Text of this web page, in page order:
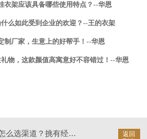
衣架应该具备哪些使用特点？--华恩
么如此受到企业的欢迎？--王的衣架
制厂家，生意上的好帮手！--华恩
物，这款颜值高寓意好不容错过！--华恩
返回
衣架批发怎么选渠道？挑有经验的老厂家总没错！——华恩